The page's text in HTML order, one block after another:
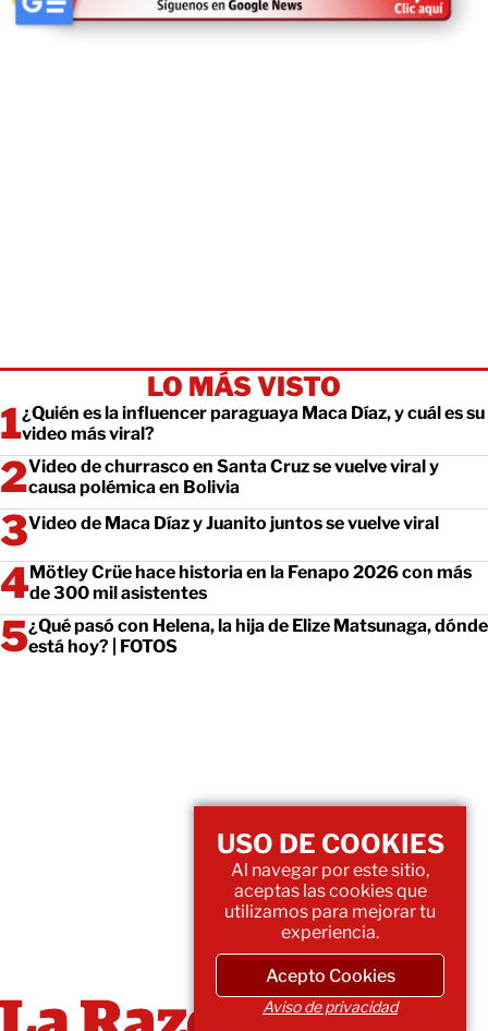
LO MÁS VISTO
¿Quién es la influencer paraguaya Maca Díaz, y cuál es su
video más viral?
Video de churrasco en Santa Cruz se vuelve viral y
causa polémica en Bolivia
Video de Maca Díaz y Juanito juntos se vuelve viral
Mötley Crüe hace historia en la Fenapo 2026 con más
de 300 mil asistentes
¿Qué pasó con Helena, la hija de Elize Matsunaga, dónde
está hoy? | FOTOS
USO DE COOKIES
Al navegar por este sitio,
aceptas las cookies que
utilizamos para mejorar tu
experiencia.
Acepto Cookies
Aviso de privacidad